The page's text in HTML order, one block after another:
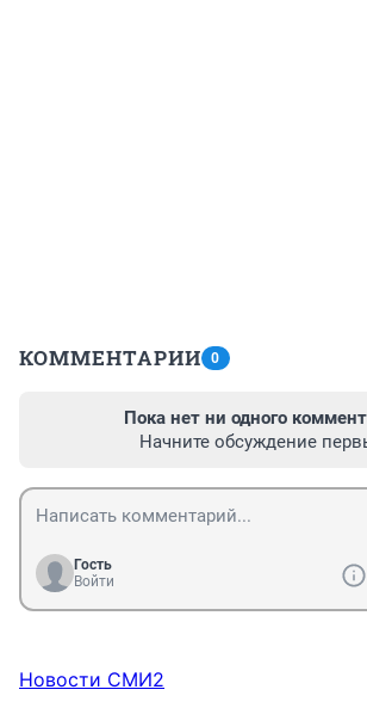
КОММЕНТАРИИ 0
Пока нет ни одного
Начните обсуждение
Гость
Войти
Новости СМИ2